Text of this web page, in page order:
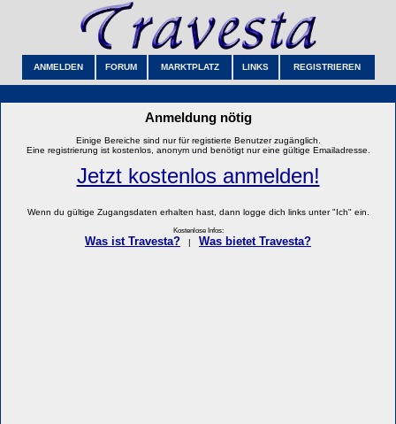
ANMELDEN FORUM MARKTPLATZ LINKS REGISTRIEREN
Anmeldung nötig
Einige Bereiche sind nur für registierte Benutzer zugänglich.
Eine registrierung ist kostenlos, anonym und benötigt nur eine gültige Emailadresse.
Jetzt kostenlos anmelden!
Wenn du gültige Zugangsdaten erhalten hast, dann logge dich links unter "Ich" ein.
Kostenlose Infos:
Was ist Travesta? Was bietet Travesta?